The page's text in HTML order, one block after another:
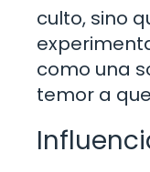
culto, sino
como una
temor a